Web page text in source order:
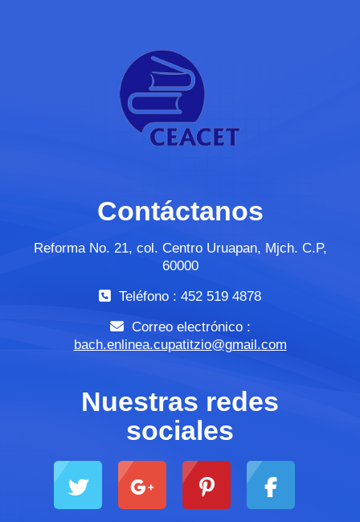
Contáctanos
Reforma No. 21, col. Centro Uruapan, Mjch. C.P,
60000
Teléfono : 452 519 4878
Correo electrónico :
bach.enlinea.cupatitzio@gmail.com
Nuestras redes
sociales